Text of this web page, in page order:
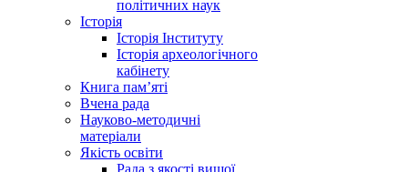
політичних наук
Історія
Історія Інституту
Історія археологічного
кабінету
Книга памʼяті
Вчена рада
Науково-методичні
матеріали
Якість освіти
Рада з якості вищої